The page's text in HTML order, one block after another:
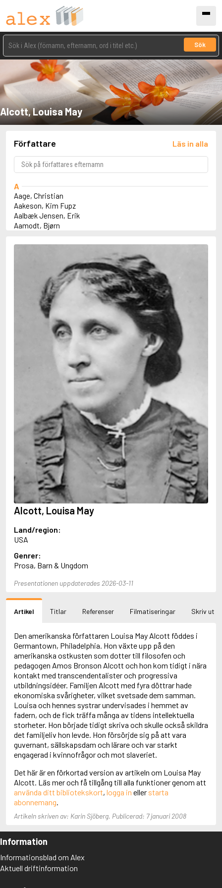
Sök
Alcott, Louisa May
Författare Läs in alla
A
Aage, Christian
Aakeson, Kim Fupz
Aalbæk Jensen, Erik
Aamodt, Bjørn
Abbey, Kieran
Abbott, Megan
Abdel-Fattah, Randa
Abdolah, Kader
Abé, Kobo
Abedi, Isabel
Abgarjan, Narine
Abrahams, Peter (f. 1919)
Abrahams, Peter (f. 1947)
Abrahamson, Emmy
Abu-Jaber, Diana
Abulhawa, Susan
Aburas, Lone
Achebe, Chinua
Achmatova, Anna
Aciman, André
Ackebo, Lena
Acker, Kathy
Ackroyd, Peter
Adam de la Halle
Adamov, Arthur
Adams, Douglas
Adams, Jane
Adams, Richard
Adbåge, Emma
Adbåge, Lisen
Adichie, Chimamanda Ngozi
Adler-Olsen, Jussi
Adlerbeth, Gudmund Jöran
Adolfsson, Eva
Adolfsson, Evert
Adolfsson, Gunnar
Adolfsson, Josefine
Adolfsson, Maria
Adolphsen, Peter
Alcott, Louisa May
Land/region:
USA
Genrer:
Prosa, Barn & Ungdom
Presentationen uppdaterades 2026-03-11
Artikel Titlar Referenser Filmatiseringar Skriv ut
Den amerikanska författaren Louisa May Alcott föddes i
Germantown, Philadelphia. Hon växte upp på den
amerikanska ostkusten som dotter till filosofen och
pedagogen Amos Bronson Alcott och hon kom tidigt i nära
kontakt med transcendentalister och progressiva
utbildningsidéer. Familjen Alcott med fyra döttrar hade
ekonomiska svårigheter, vilket svetsade dem samman.
Louisa och hennes systrar undervisades i hemmet av
fadern, och de fick träffa många av tidens intellektuella
storheter. Hon började tidigt skriva och skulle också skildra
det familjeliv hon levde. Hon försörjde sig på att vara
guvernant, sällskapsdam och lärare och var starkt
engagerad i kvinnofrågor och mot slaveriet.
Det här är en förkortad version av artikeln om Louisa May
Alcott. Läs mer och få tillgång till alla funktioner genom att
använda ditt bibliotekskort, logga in eller starta
abonnemang
Artikeln skriven av: Karin Sjöberg. Publicerad: 7 januari 2008
Information
Informationsblad om Alex
Aktuell driftinformation